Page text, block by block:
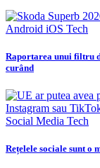
Android iOS Tech
Raportarea unui filtru
curând
Social Media Tech
Rețelele sociale sunt o